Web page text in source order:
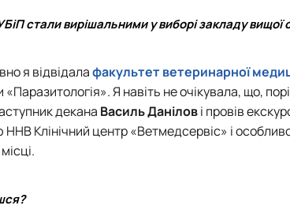
стали вирішальними у виборі закладу вищої
я відвідалафакультет ветеринарної
«Паразитологія». Я навіть не очікувала, що,
декана ВасильДанілові провів
ННВ Клінічний центр «Ветмедсервіс» і